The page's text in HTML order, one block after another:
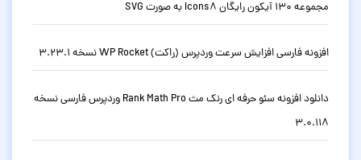
مجموعه 130 آیکون رایگان Icons8 به صورت SVG
افزونه فارسی افزایش سرعت وردپرس (راکت) WP Rocket نسخه 3.23.1
دانلود افزونه سئو حرفه ای رنک مث Rank Math Pro وردپرس فارسی نسخه
3.0.118